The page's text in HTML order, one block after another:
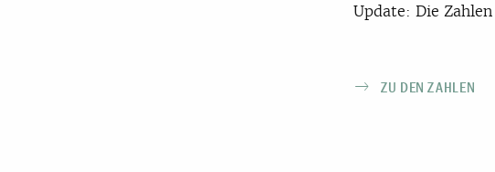
Update: Die
ZU DEN ZAHLEN